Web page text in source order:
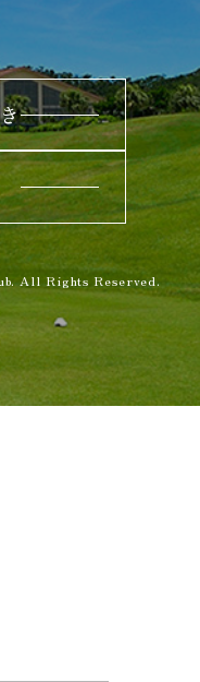
All Rights Reserved.